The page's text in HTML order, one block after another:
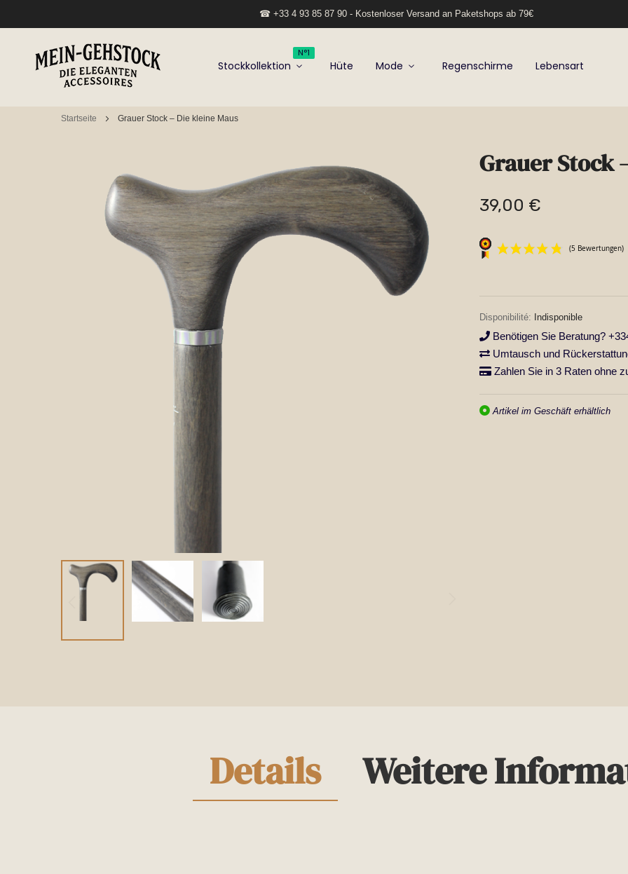
☎ +33 4 93 85 87 90 - Kostenloser Versand an Paketshops ab 79€
Stockkollektion
N°1
Hüte Mode Regenschirme Lebensart
Startseite Grauer Stock – Die kleine Maus
Bildgalerie
Grauer Stock
39,00 €
Indisponible
Benötigen Sie Beratung?
Umtausch und
Zahlen Sie in 3 Raten ohne
Artikel im Geschäft erhältlich
Details Weitere